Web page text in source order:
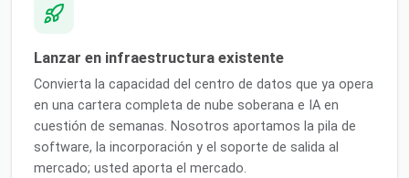
Lanzar en infraestructura existente
Convierta la capacidad del centro de datos que ya opera
en una cartera completa de nube soberana e IA en
cuestión de semanas. Nosotros aportamos la pila de
software, la incorporación y el soporte de salida al
mercado; usted aporta el mercado.